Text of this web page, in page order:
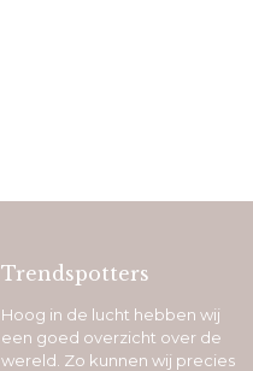
Trendspotters
Hoog in de lucht hebben wij
een goed overzicht over de
wereld. Zo kunnen wij precies